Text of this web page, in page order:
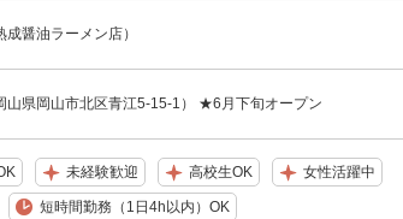
醤油ラーメン店）
県岡山市北区青江5-15-1） ★6月下旬オープン
未経験歓迎 高校生OK 女性活躍中
短時間勤務（1日4h以内）OK